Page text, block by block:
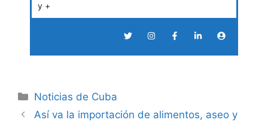
y +
Categories
Noticias de Cuba
Así va la importación de alimentos, aseo y